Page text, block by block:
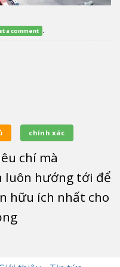
a comment .
chính xác
chí mà
luôn hướng tới để
hữu ích nhất cho